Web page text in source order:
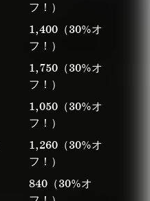
フ！）
1,400（30%オ
フ！）
1,750（30%オ
フ！）
1,050（30%オ
フ！）
1,260（30%オ
フ！）
840（30%オ